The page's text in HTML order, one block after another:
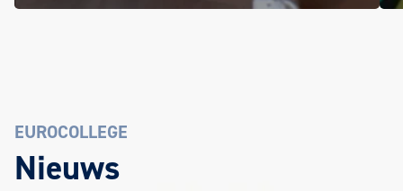
EUROCOLLEGE
Nieuws